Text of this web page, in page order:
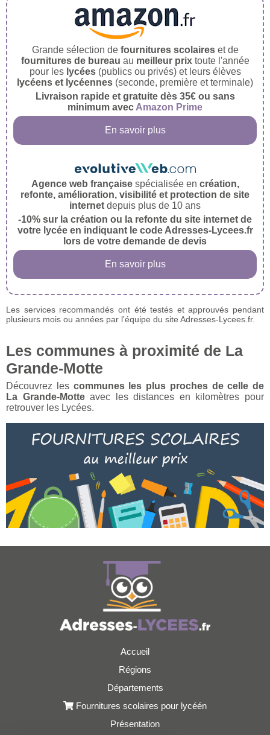
Grande sélection de fournitures scolaireset de
fournitures de bureau au meilleur prixtoute l'année
pour les lycées(publics ou privés) et leurs élèves
lycéens et lycéennes (seconde, première et terminale)
Livraison rapide et gratuite dès 35€ ou sans
minimum avec Amazon Prime
En savoir plus
Agence web françaisespécialisée en création,
refonte, amélioration, visibilité et protection de site
internet depuis plus de 10 ans
-10% sur la création ou la refonte du site internet de
votre lycée en indiquant le code Adresses-Lycees.fr
lors de votre demande de devis
En savoir plus
Les services recommandés ont été testés et approuvés pendant
plusieurs mois ou années par l'équipe du site Adresses-Lycees.fr.
Les communes à proximité de La
Grande-Motte
Découvrez les communes les plus proches de celle de
La Grande-Motteavec les distances en kilomètres pour
retrouver les Lycées.
Accueil
Régions
Départements
Fournitures scolaires pour lycéén
Présentation